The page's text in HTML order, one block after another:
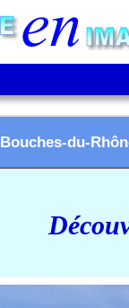
Bouches-du-